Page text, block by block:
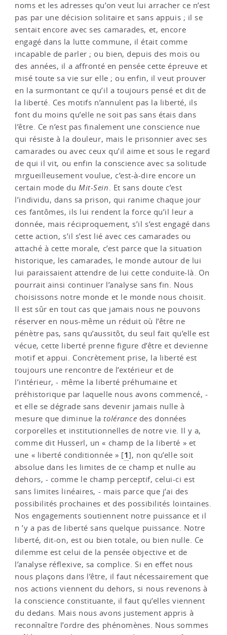
noms et les adresses qu’on veut lui arracher ce n’est
pas par une décision solitaire et sans appuis ; il se
sentait encore avec ses camarades, et, encore
engagé dans la lutte commune, il était comme
incapable de parler ; ou bien, depuis des mois ou
des années, il a affronté en pensée cette épreuve et
misé toute sa vie sur elle ; ou enfin, il veut prouver
en la surmontant ce qu’il a toujours pensé et dit de
la liberté. Ces motifs n’annulent pas la liberté, ils
font du moins qu’elle ne soit pas sans étais dans
l’être. Ce n’est pas finalement une conscience nue
qui résiste à la douleur, mais le prisonnier avec ses
camarades ou avec ceux qu’il aime et sous le regard
de qui il vit, ou enfin la conscience avec sa solitude
mrgueilleusement voulue, c’est-à-dire encore un
certain mode duMit-Sein. Et sans doute c’est
l’individu, dans sa prison, qui ranime chaque jour
ces fantômes, ils lui rendent la force qu’il leur a
donnée, mais réciproquement, s’il s’est engagé dans
cette action, s’il s’est lié avec ces camarades ou
attaché à cette morale, c’est parce que la situation
historique, les camarades, le monde autour de lui
lui paraissaient attendre de lui cette conduite-là. On
pourrait ainsi continuer l’analyse sans fin. Nous
choisissons notre monde et le monde nous choisit.
Il est sûr en tout cas que jamais nous ne pouvons
réserver en nous-même un réduit où l’être ne
pénètre pas, sans qu’aussitôt, du seul fait qu’elle est
vécue, cette liberté prenne figure d’être et devienne
motif et appui. Concrètement prise, la liberté est
toujours une rencontre de l’extérieur et de
l’intérieur, - même la liberté préhumaine et
préhistorique par laquelle nous avons commencé, -
et elle se dégrade sans devenir jamais nulle à
mesure que diminue latolérance des données
corporelles et institutionnelles de notre vie. Il y a,
comme dit Husserl, un « champ de la liberté » et
une « liberté conditionnée » [1], non qu’elle soit
absolue dans les limites de ce champ et nulle au
dehors, - comme le champ perceptif, celui-ci est
sans limites linéaires, - mais parce que j’ai des
possibilités prochaines et des possibilités lointaines.
Nos engagements soutiennent notre puissance et il
n ’y a pas de liberté sans quelque puissance. Notre
liberté, dit-on, est ou bien totale, ou bien nulle. Ce
dilemme est celui de la pensée objective et de
l’analyse réflexive, sa complice. Si en effet nous
nous plaçons dans l’être, il faut nécessairement que
nos actions viennent du dehors, si nous revenons à
la conscience constituante, il faut qu’elles viennent
du dedans. Mais nous avons justement appris à
reconnaître l’ordre des phénomènes. Nous sommes